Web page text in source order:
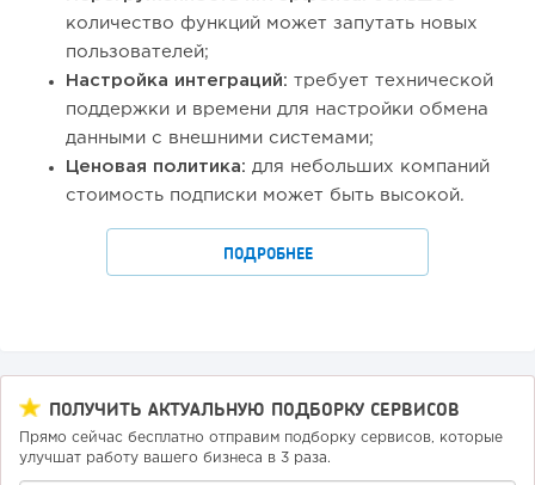
количество функций может запутать новых
пользователей;
Настройка интеграций: требует технической
поддержки и времени для настройки обмена
данными с внешними системами;
Ценовая политика: для небольших компаний
стоимость подписки может быть высокой.
ПОДРОБНЕЕ
ПОЛУЧИТЬ АКТУАЛЬНУЮ ПОДБОРКУ СЕРВИСОВ
Прямо сейчас бесплатно отправим подборку сервисов, которые
улучшат работу вашего бизнеса в 3 раза.